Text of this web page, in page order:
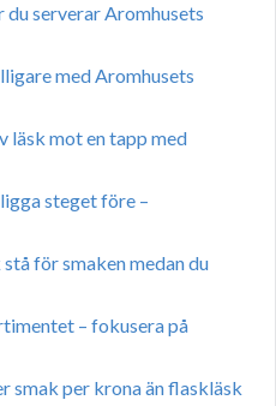
serverar Aromhusets
med Aromhusets
läsk mot en tapp med
steget före –
för smaken medan du
– fokusera på
smak per krona än flaskläsk